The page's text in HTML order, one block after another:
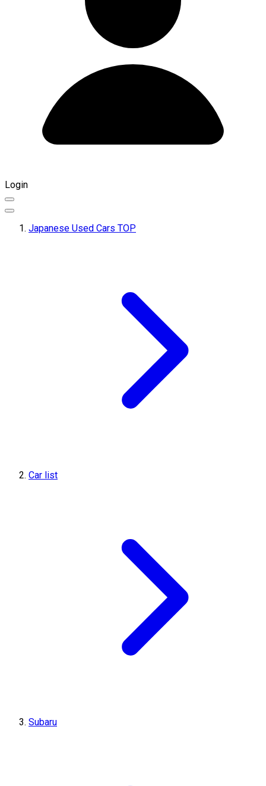
Login
Japanese Used Cars TOP
Car list
Subaru